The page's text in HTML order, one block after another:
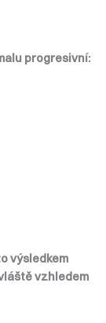
progresivní:
výsledkem
vzhledem